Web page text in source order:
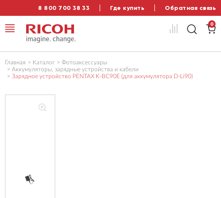
8 800 700 38 33 Где купить Обратная связь
0
Главная Каталог
Фотоаксессуары
Аккумуляторы, зарядные устройства и кабели
Зарядное устройство PENTAX K-BC90E (для аккумулятора D-Li90)